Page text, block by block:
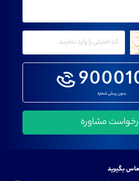
بدون پیش شماره
بگیرید